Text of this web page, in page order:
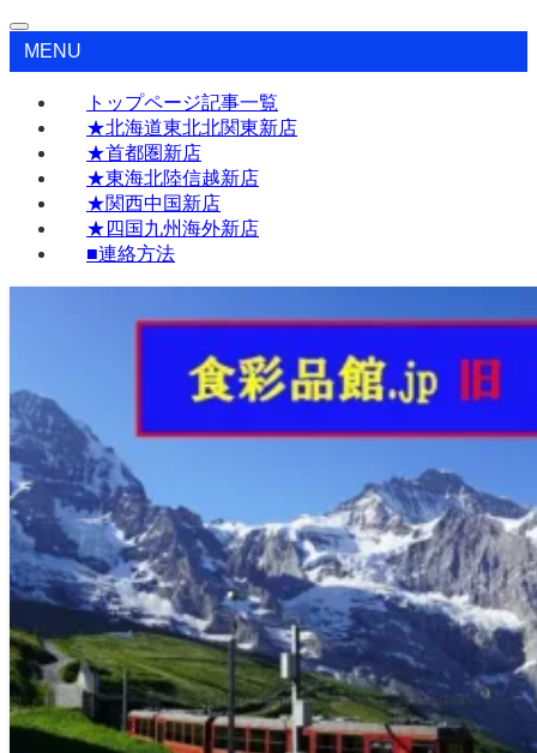
MENU
トップページ記事一覧
★北海道東北北関東新店
★首都圏新店
★東海北陸信越新店
★関西中国新店
★四国九州海外新店
■連絡方法